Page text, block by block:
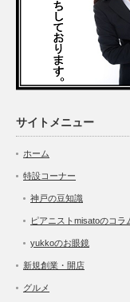
サイトメニュー
ホーム
特設コーナー
神戸の豆知識
ピアニストmisatoのコラ
yukkoのお眼鏡
新規創業・開店
グルメ